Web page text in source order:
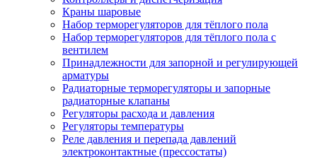
Краны шаровые
Набор терморегуляторов для тёплого пола
Набор терморегуляторов для тёплого пола с
вентилем
Принадлежности для запорной и регулирующей
арматуры
Радиаторные терморегуляторы и запорные
радиаторные клапаны
Регуляторы расхода и давления
Регуляторы температуры
Реле давления и перепада давлений
электроконтактные (прессостаты)